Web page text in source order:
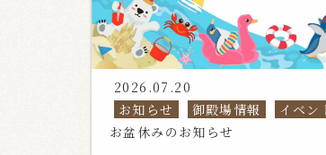
2026.07.20
お知らせ
御殿場情報
イベン
お盆休みのお知らせ